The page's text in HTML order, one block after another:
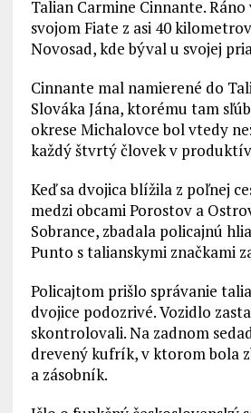
Talian Carmine Cinnante.
svojom Fiate z asi 40
Novosad, kde býval u svojej
Cinnante mal namierené do
Slováka Jána, ktorému tam
okrese Michalovce bol vtedy
každý štvrtý človek v
Keď sa dvojica blížila z poľnej
medzi obcami Porostov a
Sobrance, zbadala policajnú
Punto s talianskymi značkami
Policajtom prišlo správanie
dvojice podozrivé. Vozidlo
skontrolovali. Na zadnom
drevený kufrík, v ktorom bola
a zásobník.